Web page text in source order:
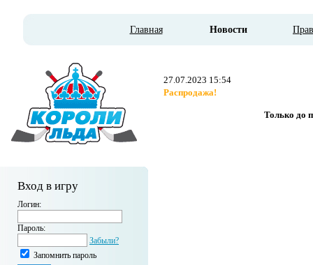
Главная Новости
Вход в игру
Логин:
Пароль:
Забыли?
Запомнить пароль
27.07.2023 15:54
Распродажа!
Только до